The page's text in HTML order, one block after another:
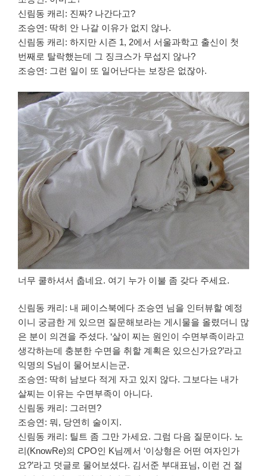
신림동 캐리: 진짜? 나간다고?
조승연: 딱히 안 나갈 이유가 없지 않나.
신림동 캐리: 하지만 시즌 1, 2에서 서울과학고 출신이 첫
번째로 탈락했는데 그 징크스가 무섭지 않나?
조승연: 그런 일이 또 일어난다는 보장은 없잖아.
너무 쿨하셔서 춥네요. 여기 누가 이불 좀 갖다 주세요.
신림동 캐리: 내 페이스북에다 조승연 님을 인터뷰할 예정
이니 궁금한 게 있으면 질문해보라는 게시물을 올렸더니 많
은 분이 의견을 주셨다. ‘살이 찌는 원인이 수면부족이라고
생각하는데 충분한 수면을 취할 계획은 있으신가요?’라고
익명의 S님이 물어보시는군.
조승연: 딱히 남보다 적게 자고 있지 않다. 그보다는 내가
살찌는 이유는 수면부족이 아니다.
신림동 캐리: 그러면?
조승연: 뭐, 당연히 술이지.
신림동 캐리: 틸트 좀 그만 가세요. 그럼 다음 질문이다. 노
리(KnowRe)의 CPO인 K님께서 ‘이상형은 어떤 여자인가
요?’라고 덧글로 물어보셨다. 김서준 부대표님, 이런 건 절